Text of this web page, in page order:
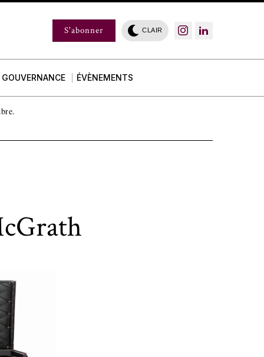
S'abonner CLAIR
GOUVERNANCE ÉVÈNEMENTS